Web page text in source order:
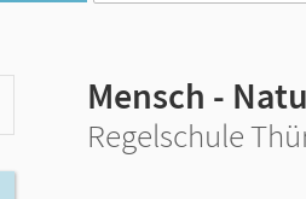
Mensch -
Regelschule